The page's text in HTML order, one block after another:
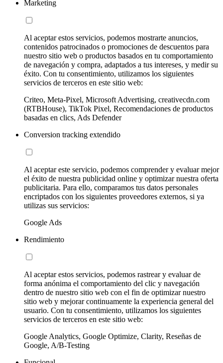
Marketing
Al aceptar estos servicios, podemos mostrarte anuncios,
contenidos patrocinados o promociones de descuentos para
nuestro sitio web o productos basados en tu comportamiento
de navegación y compra, adaptados a tus intereses, y medir su
éxito. Con tu consentimiento, utilizamos los siguientes
servicios de terceros en este sitio web:
Criteo, Meta-Pixel, Microsoft Advertising, creativecdn.com
(RTBHouse), TikTok Pixel, Recomendaciones de productos
basadas en clics, Ads Defender
Conversion tracking extendido
Al aceptar este servicio, podemos comprender y evaluar mejor
el éxito de nuestra publicidad online y optimizar nuestra oferta
publicitaria. Para ello, comparamos tus datos personales
encriptados con los siguientes proveedores externos, si ya
utilizas sus servicios:
Google Ads
Rendimiento
Al aceptar estos servicios, podemos rastrear y evaluar de
forma anónima el comportamiento del clic y navegación
dentro de nuestro sitio web con el fin de optimizar nuestro
sitio web y mejorar continuamente la experiencia general del
usuario. Con tu consentimiento, utilizamos los siguientes
servicios de terceros en este sitio web:
Google Analytics, Google Optimize, Clarity, Reseñas de
Google, A/B-Testing